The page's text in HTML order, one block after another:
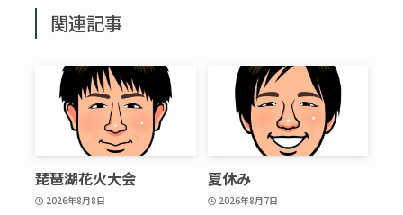
関連記事
琵琶湖花火大会
2026年8月8日
夏休み
2026年8月7日